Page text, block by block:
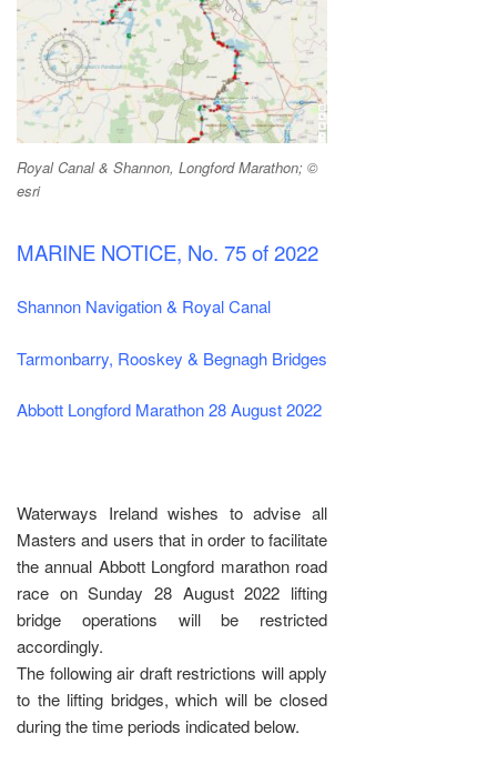
Royal Canal & Shannon, Longford Marathon; ©
esri
MARINE NOTICE, No. 75 of 2022
Shannon Navigation & Royal Canal
Tarmonbarry, Rooskey & Begnagh Bridges
Abbott Longford Marathon 28 August 2022
Waterways Ireland wishes to advise all
Masters and users that in order to facilitate
the annual Abbott Longford marathon road
race on Sunday 28 August 2022 lifting
bridge operations will be restricted
accordingly.
The following air draft restrictions will apply
to the lifting bridges, which will be closed
during the time periods indicated below.